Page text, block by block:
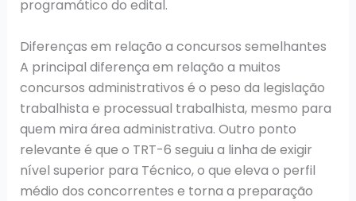
programático do edital.
Diferenças em relação a concursos semelhantes
A principal diferença em relação a muitos
concursos administrativos é o peso da legislação
trabalhista e processual trabalhista, mesmo para
quem mira área administrativa. Outro ponto
relevante é que o TRT-6 seguiu a linha de exigir
nível superior para Técnico, o que eleva o perfil
médio dos concorrentes e torna a preparação